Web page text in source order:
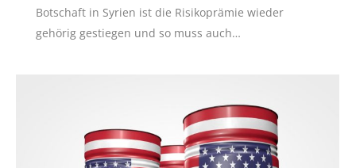
Botschaft in Syrien ist die Risikoprämie wieder
gehörig gestiegen und so muss auch…